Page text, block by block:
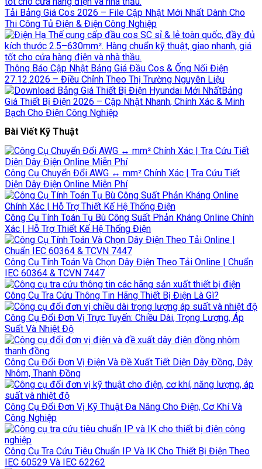
Tải Bảng Giá Cos 2026 – File Cập Nhật Mới Nhất Dành Cho
Thi Công Tủ Điện & Điện Công Nghiệp
Thông Báo Cập Nhật Bảng Giá Đầu Cos & Ống Nối Điện
27.12.2026 – Điều Chỉnh Theo Thị Trường Nguyên Liệu
Bảng
Giá Thiết Bị Điện 2026 – Cập Nhật Nhanh, Chính Xác & Minh
Bạch Cho Điện Công Nghiệp
Bài Viết Kỹ Thuật
Công Cụ Chuyển Đổi AWG ↔ mm² Chính Xác | Tra Cứu Tiết
Diện Dây Điện Online Miễn Phí
Công Cụ Tính Toán Tụ Bù Công Suất Phản Kháng Online Chính
Xác | Hỗ Trợ Thiết Kế Hệ Thống Điện
Công Cụ Tính Toán Và Chọn Dây Điện Theo Tải Online | Chuẩn
IEC 60364 & TCVN 7447
Công Cụ Tra Cứu Thông Tin Hãng Thiết Bị Điện Là Gì?
Công Cụ Đổi Đơn Vị Trực Tuyến: Chiều Dài, Trọng Lượng, Áp
Suất Và Nhiệt Độ
Công Cụ Đổi Đơn Vị Điện Và Đề Xuất Tiết Diện Dây Đồng, Dây
Nhôm, Thanh Đồng
Công Cụ Đổi Đơn Vị Kỹ Thuật Đa Năng Cho Điện, Cơ Khí Và
Công Nghiệp
Công Cụ Tra Cứu Tiêu Chuẩn IP Và IK Cho Thiết Bị Điện Theo
IEC 60529 Và IEC 62262